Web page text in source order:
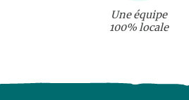
Une équipe
100% locale